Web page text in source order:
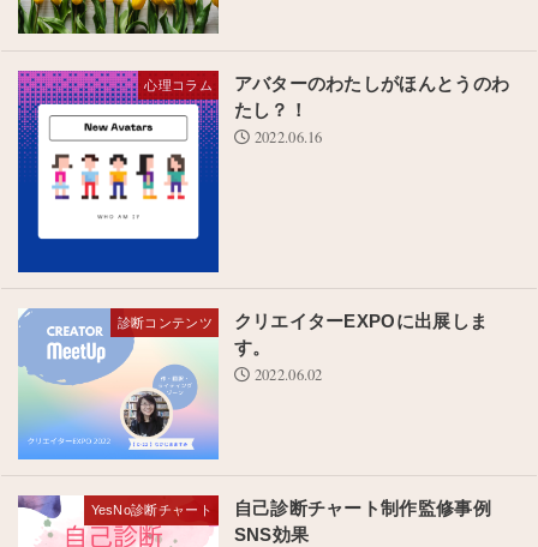
心理コラム
アバターのわたしがほんとうのわ
たし？！
2022.06.16
診断コンテンツ
クリエイターEXPOに出展しま
す。
2022.06.02
YesNo診断チャート
自己診断チャート制作監修事例
SNS効果